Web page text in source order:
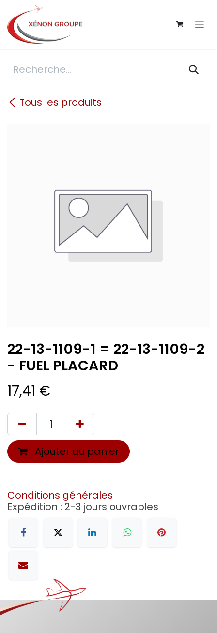
Se rendre au contenu
Tous les produits
22-13-1109-1 = 22-13-1109-2
- FUEL PLACARD
17,41 €
Ajouter au panier
Conditions générales
Expédition : 2-3 jours ouvrables